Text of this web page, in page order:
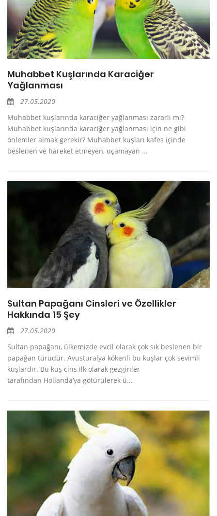
Muhabbet Kuşlarında Karaciğer
Yağlanması
27.05.2020
Muhabbet kuşlarında karaciğer yağlanması zararlı mı?
Muhabbet kuşlarında karaciğer yağlanması için ne gibi
önlemler almak gerekir? Muhabbet kuşları kafes içinde
beslenen ve hareket etmeyen, uçamayan ...
Sultan Papağanı Cinsleri ve Özellikler
Hakkında 15 Şey
27.05.2020
Sultan papağanı, ülkemizde evcil olarak çok sık beslenen bir
papağan türüdür. Avusturalya kökenli bu kuşlar çok sevimli
kuşlardır. Bu kuş cins ilk olarak gezginler
tarafından Hollanda’ya götürülerek ü...